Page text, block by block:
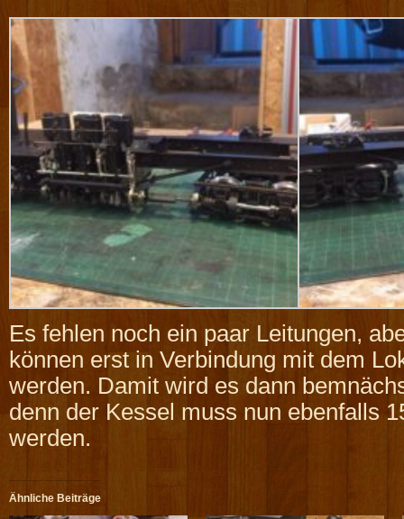
Es fehlen noch ein paar Leitungen,
können erst in Verbindung mit dem
werden. Damit wird es dann
denn der Kessel muss nun ebenfalls
werden.
Ähnliche Beiträge